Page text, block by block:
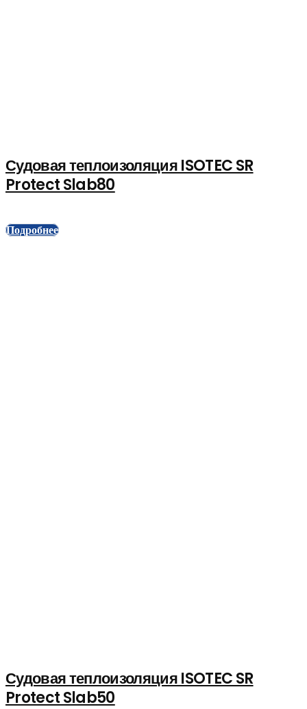
Судовая теплоизоляция ISOTEC SR
Protect Slab80
Подробнее
Судовая теплоизоляция ISOTEC SR
Protect Slab50